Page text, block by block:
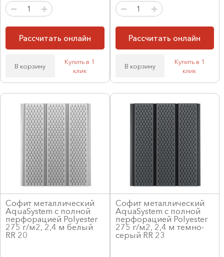
Рассчитать онлайн
В корзину
Купить в 1
клик
Рассчитать онлайн
В корзину
Купить в 1
клик
Софит металлический
AquaSystem с полной
перфорацией Polyester
275 г/м2, 2,4 м белый
RR 20
Софит металлический
AquaSystem с полной
перфорацией Polyester
275 г/м2, 2,4 м темно-
серый RR 23